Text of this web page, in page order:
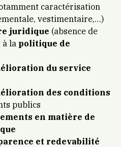
caractérisation
vestimentaire,…)
juridique (absence de
la politique de
du service
des conditions
publics
en matière de
et redevabilité